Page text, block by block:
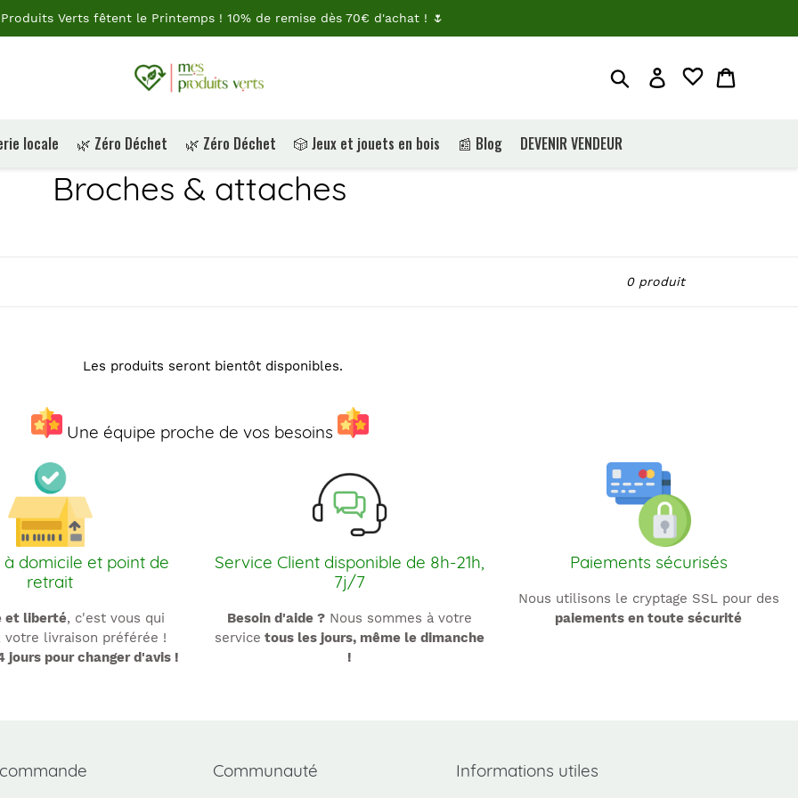
Produits Verts fêtent le Printemps ! 10% de remise dès 70€ d'achat ! 🌷
RechercherJe me connecte
locale 🌿 Zéro Déchet 🌿 Zéro Déchet 🎲 Jeux et jouets en bois 📰 Blog DEVENIR VENDEUR
C
t
i
o
n
:
Broches & attaches
0 produit
Les produits seront bientôt disponibles.
Une équipe proche de vos besoins
à domicile et point de
retrait
et liberté, c'est vous qui
votre livraison préférée !
jours pour changer d'avis !
Service Client disponible de 8h-21h,
7j/7
Besoin d'aide ?Nous sommes à votre
service tous les jours, même le dimanche
!
Paiements sécurisés
Nous utilisons le cryptage SSL pour des
paiements en toute sécurité
Communauté Informations utiles